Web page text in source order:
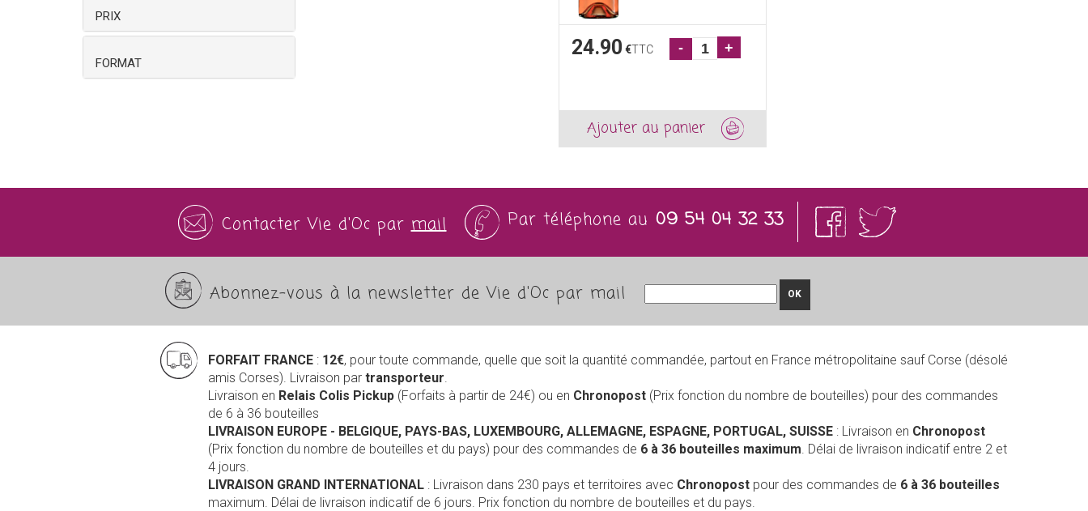
PRIX
FORMAT
24.90 €TTC - +
Ajouter au panier
Contacter Vie d'Oc parmail Par téléphone au 09 54 04 32 33
Abonnez-vous à la newsletter de Vie d'Oc par mail OK
FORFAIT FRANCE : 12€, pour toute commande, quelle que soit la quantité commandée, partout en France métropolitaine sauf Corse (désolé
amis Corses). Livraison partransporteur.
Livraison en Relais Colis Pickup (Forfaits à partir de 24€) ou en Chronopost (Prix fonction du nombre de bouteilles) pour des commandes
de 6 à 36 bouteilles
LIVRAISON EUROPE - BELGIQUE, PAYS-BAS, LUXEMBOURG, ALLEMAGNE, ESPAGNE, PORTUGAL, SUISSE : Livraison en Chronopost
(Prix fonction du nombre de bouteilles et du pays) pour des commandes de 6 à 36 bouteilles maximum. Délai de livraison indicatif entre 2 et
4 jours.
LIVRAISON GRAND INTERNATIONAL : Livraison dans 230 pays et territoires avec Chronopost pour des commandes de 6 à 36 bouteilles
maximum. Délai de livraison indicatif de 6 jours. Prix fonction du nombre de bouteilles et du pays.